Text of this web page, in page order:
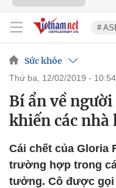
#
Sức khỏe
thứ ba, 12/02/2019 - 10:54
Bí ẩn về
khiến các nhà
Cái chết của Gloria
trường hợp trong
tưởng. Cô được